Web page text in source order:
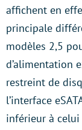
affichent en
principale
modèles 2,5
d’alimentation
restreint de
l’interface
inférieur à